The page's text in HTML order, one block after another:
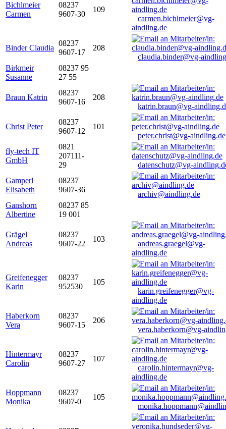
Bichlmeier
Carmen
08237
9607-30
109
carmen.bichlmeier@vg-
aindling.de
Binder Claudia
08237
9607-17
208
claudia.binder@vg-
Birkmeir
Susanne
08237 95
27 55
Braun Katrin
08237
9607-16
208
katrin.braun@vg-
Christ Peter
08237
9607-12
101
peter.christ@vg-aindling.de
fly-tech IT
GmbH
0821
207111-
29
datenschutz@vg-
Gamperl
Elisabeth
08237
9607-36
archiv@aindling.de
Ganshorn
Albertine
08237 85
19 001
Grägel
Andreas
08237
9607-22
103
andreas.graegel@vg-
aindling.de
Greifenegger
Karin
08237
952530
105
karin.greifenegger@vg-
aindling.de
Haberkorn
Vera
08237
9607-15
206
vera.haberkorn@vg-
Hintermayr
Carolin
08237
9607-27
107
carolin.hintermayr@vg-
aindling.de
Hoppmann
Monika
08237
9607-0
105